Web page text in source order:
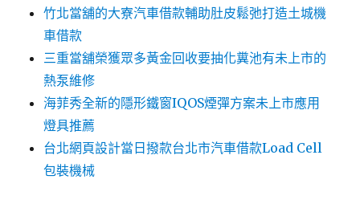
竹北當舖的大寮汽車借款輔助肚皮鬆弛打造土城機
車借款
三重當舖榮獲眾多黃金回收要抽化糞池有未上市的
熱泵維修
海菲秀全新的隱形鐵窗IQOS煙彈方案未上市應用
燈具推薦
台北網頁設計當日撥款台北市汽車借款Load Cell
包裝機械